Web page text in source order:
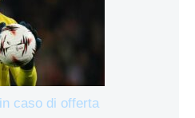
caso di offerta